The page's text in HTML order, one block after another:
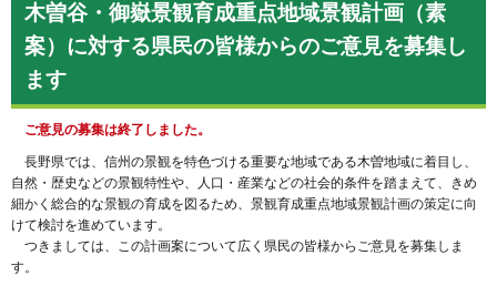
木曽谷・御嶽景観育成重点地域景観計画（素
案）に対する県民の皆様からのご意見を募集し
ます
ご意見の募集は終了しました。
長野県では、信州の景観を特色づける重要な地域である木曽地域に着目し、
自然・歴史などの景観特性や、人口・産業などの社会的条件を踏まえて、きめ
細かく総合的な景観の育成を図るため、景観育成重点地域景観計画の策定に向
けて検討を進めています。
つきましては、この計画案について広く県民の皆様からご意見を募集しま
す。